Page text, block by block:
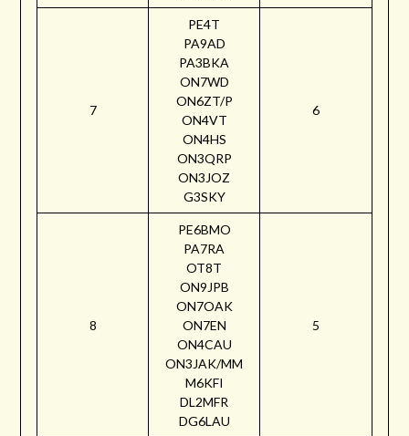
7
PE4T
PA9AD
PA3BKA
ON7WD
ON6ZT/P
ON4VT
ON4HS
ON3QRP
ON3JOZ
G3SKY
6
8
PE6BMO
PA7RA
OT8T
ON9JPB
ON7OAK
ON7EN
ON4CAU
ON3JAK/MM
M6KFI
DL2MFR
DG6LAU
5